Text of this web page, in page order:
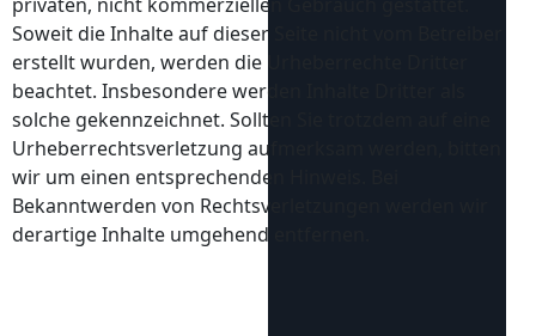
Soweit die Inhalte auf dieser Seite nicht vom Betreiber
erstellt wurden, werden die Urheberrechte Dritter
beachtet. Insbesondere werden Inhalte Dritter als
solche gekennzeichnet. Sollten Sie trotzdem auf eine
Urheberrechtsverletzung aufmerksam werden, bitten
wir um einen entsprechenden Hinweis. Bei
Bekanntwerden von Rechtsverletzungen werden wir
derartige Inhalte umgehend entfernen.